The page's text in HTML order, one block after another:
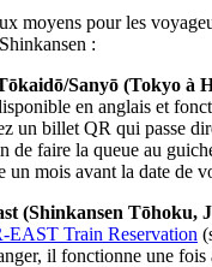
moyens pour les
:
Sanyō (Tokyo à
en anglais et
un billet QR qui passe
de faire la queue au
un mois avant la date de
(Shinkansen Tōhoku,
EAST Train Reservation
il fonctionne une